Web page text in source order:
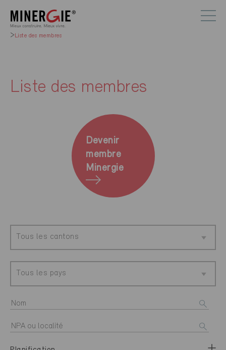
Liste des membres
Liste des membres
Devenir
membre
Minergie
Tous les cantons
Tous les pays